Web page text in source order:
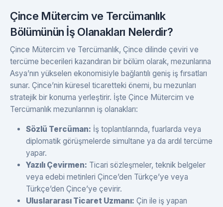
Çince Mütercim ve Tercümanlık
Bölümünün İş Olanakları Nelerdir?
Çince Mütercim ve Tercümanlık, Çince dilinde çeviri ve
tercüme becerileri kazandıran bir bölüm olarak, mezunlarına
Asya’nın yükselen ekonomisiyle bağlantılı geniş iş fırsatları
sunar. Çince’nin küresel ticaretteki önemi, bu mezunları
stratejik bir konuma yerleştirir. İşte Çince Mütercim ve
Tercümanlık mezunlarının iş olanakları:
Sözlü Tercüman: İş toplantılarında, fuarlarda veya
diplomatik görüşmelerde simultane ya da ardıl tercüme
yapar.
Yazılı Çevirmen: Ticari sözleşmeler, teknik belgeler
veya edebi metinleri Çince’den Türkçe’ye veya
Türkçe’den Çince’ye çevirir.
Uluslararası Ticaret Uzmanı: Çin ile iş yapan